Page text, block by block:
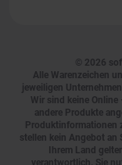
© 2026
Alle Warenzeichen
jeweiligen
Wir sind keine
andere Produkte
Produktinformationen
stellen kein Angebot an
Ihrem Land